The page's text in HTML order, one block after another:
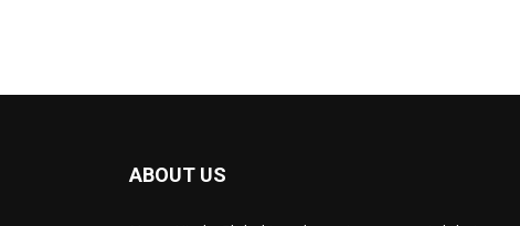
ABOUT US